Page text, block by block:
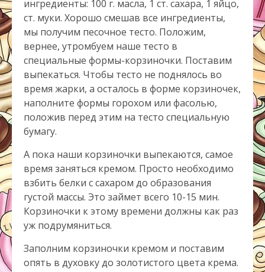
ингредиенты: 100 г. масла, 1 ст. сахара, 1 яйцо,
ст. муки. Хорошо смешав все ингредиенты,
мы получим песочное тесто. Положим,
вернее, утромбуем наше тесто в
специальные формы-корзиночки. Поставим
выпекаться. Чтобы тесто не поднялось во
время жарки, а осталось в форме корзиночек,
наполните формы горохом или фасолью,
положив перед этим на тесто специальную
бумагу.
А пока наши корзиночки выпекаются, самое
время заняться кремом. Просто необходимо
взбить белки с сахаром до образования
густой массы. Это займет всего 10-15 мин.
Корзиночки к этому времени должны как раз
уж подрумяниться.
Заполним корзиночки кремом и поставим
опять в духовку до золотистого цвета крема.